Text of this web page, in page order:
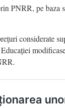
PNRR, pe baza
considerate